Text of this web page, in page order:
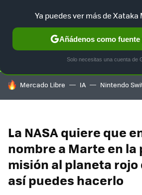
SELECCIÓN GAMING HOME
HOY SE HABLA DE
Mercado Libre IA Nintendo
La NASA quiere que
nombre a Marte en la
misión al planeta rojo
así puedes hacerlo
Ya puedes ver más de Xataka
Añádenos como
Solo necesitas una cuenta de